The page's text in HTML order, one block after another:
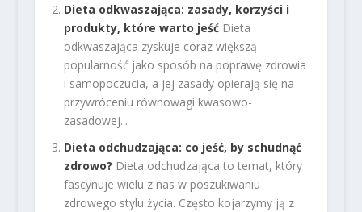
Dieta odkwaszająca: zasady, korzyści i
produkty, które warto jeść Dieta
odkwaszająca zyskuje coraz większą
popularność jako sposób na poprawę zdrowia
i samopoczucia, a jej zasady opierają się na
przywróceniu równowagi kwasowo-
zasadowej...
Dieta odchudzająca: co jeść, by schudnąć
zdrowo? Dieta odchudzająca to temat, który
fascynuje wielu z nas w poszukiwaniu
zdrowego stylu życia. Często kojarzymy ją z